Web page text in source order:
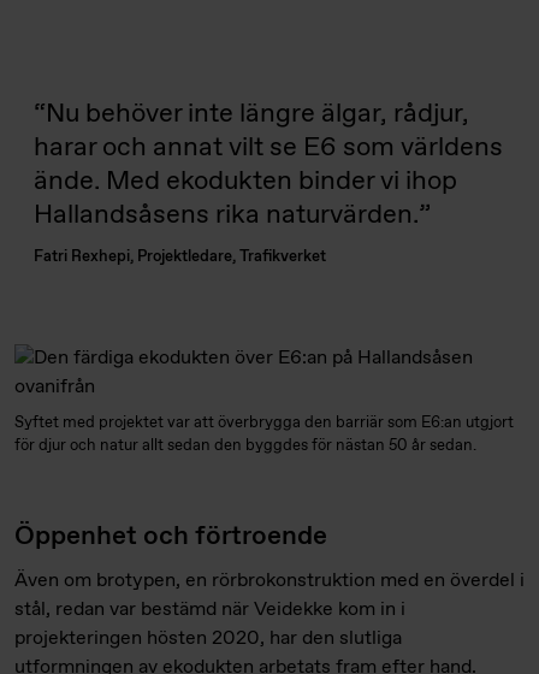
Nu behöver inte längre älgar, rådjur,
harar och annat vilt se E6 som världens
ände. Med ekodukten binder vi ihop
Hallandsåsens rika naturvärden.
Fatri Rexhepi, Projektledare, Trafikverket
Syftet med projektet var att överbrygga den barriär som E6:an utgjort
för djur och natur allt sedan den byggdes för nästan 50 år sedan.
Öppenhet och förtroende
Även om brotypen, en rörbrokonstruktion med en överdel i
stål, redan var bestämd när Veidekke kom in i
projekteringen hösten 2020, har den slutliga
utformningen av ekodukten arbetats fram efter hand.